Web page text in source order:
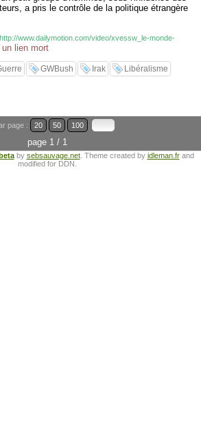
a pris le contrôle de la politique étrangère
http://www.dailymotion.com/video/xvessw_le-monde-
lien mort
GWBush Irak
Libéralisme
page : 20 50 100
page 1 / 1
by sebsauvage.net. Theme created by idleman.frand
modified for DDN.